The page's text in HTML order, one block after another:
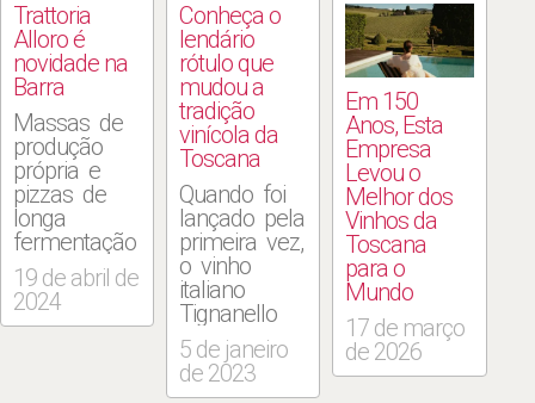
Trattoria
Alloro é
novidade na
Barra
Massas de
produção
própria e
pizzas de
longa
fermentação
que
maturam
por mais de
19 de abril de
2024
Conheça o
lendário
rótulo que
mudou a
tradição
vinícola da
Toscana
Quando foi
lançado pela
primeira vez,
o vinho
italiano
Tignanello
provocou
uma
verdadeira
5 de janeiro
de 2023
Em 150
Anos, Esta
Empresa
Levou o
Melhor dos
Vinhos da
Toscana
para o
Mundo
17 de março
de 2026